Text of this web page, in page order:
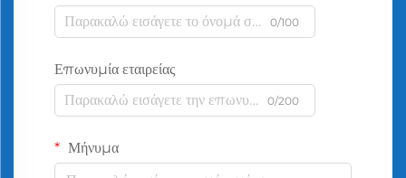
0/100
Επωνυμία εταιρείας
0/200
Μήνυμα